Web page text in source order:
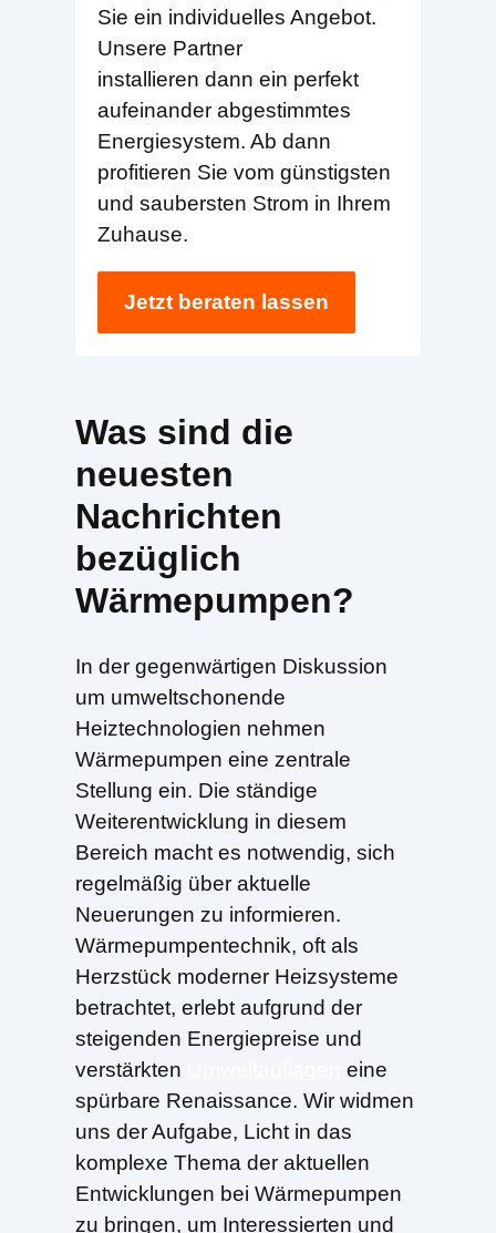
Sie ein individuelles Angebot.
Unsere Partner
installieren dann ein perfekt
aufeinander abgestimmtes
Energiesystem. Ab dann
profitieren Sie vom günstigsten
und saubersten Strom in Ihrem
Zuhause.
Jetzt beraten lassen
Was sind die
neuesten
Nachrichten
bezüglich
Wärmepumpen?
In der gegenwärtigen Diskussion
um umweltschonende
Heiztechnologien nehmen
Wärmepumpen eine zentrale
Stellung ein. Die ständige
Weiterentwicklung in diesem
Bereich macht es notwendig, sich
regelmäßig über aktuelle
Neuerungen zu informieren.
Wärmepumpentechnik, oft als
Herzstück moderner Heizsysteme
betrachtet, erlebt aufgrund der
steigenden Energiepreise und
verstärkten
eine
spürbare Renaissance. Wir widmen
uns der Aufgabe, Licht in das
komplexe Thema der aktuellen
Entwicklungen bei Wärmepumpen
zu bringen, um Interessierten und